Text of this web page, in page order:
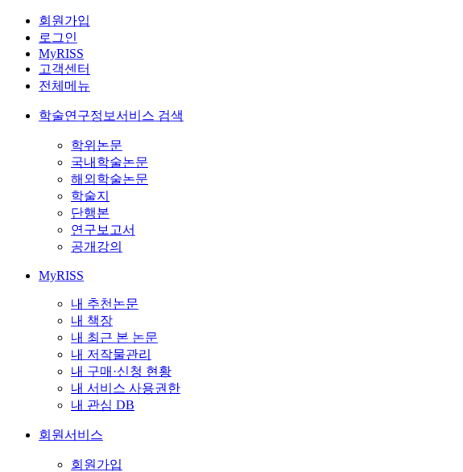
회원가입
로그인
MyRISS
고객센터
전체메뉴
학술연구정보서비스 검색
학위논문
국내학술논문
해외학술논문
학술지
단행본
연구보고서
공개강의
MyRISS
내 추천논문
내 책장
내 최근 본 논문
내 저작물관리
내 구매·신청 현황
내 서비스 사용권한
내 관심 DB
회원서비스
회원가입